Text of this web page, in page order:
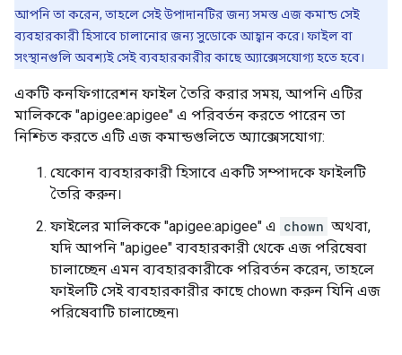
আপনি তা করেন, তাহলে সেই উপাদানটির জন্য সমস্ত এজ কমান্ড সেই
ব্যবহারকারী হিসাবে চালানোর জন্য সুডোকে আহ্বান করে। ফাইল বা
সংস্থানগুলি অবশ্যই সেই ব্যবহারকারীর কাছে অ্যাক্সেসযোগ্য হতে হবে।
একটি কনফিগারেশন ফাইল তৈরি করার সময়, আপনি এটির
মালিককে "apigee:apigee" এ পরিবর্তন করতে পারেন তা
নিশ্চিত করতে এটি এজ কমান্ডগুলিতে অ্যাক্সেসযোগ্য:
যেকোন ব্যবহারকারী হিসাবে একটি সম্পাদকে ফাইলটি
তৈরি করুন।
ফাইলের মালিককে "apigee:apigee" এ chown অথবা,
যদি আপনি "apigee" ব্যবহারকারী থেকে এজ পরিষেবা
চালাচ্ছেন এমন ব্যবহারকারীকে পরিবর্তন করেন, তাহলে
ফাইলটি সেই ব্যবহারকারীর কাছে chown করুন যিনি এজ
পরিষেবাটি চালাচ্ছেন৷